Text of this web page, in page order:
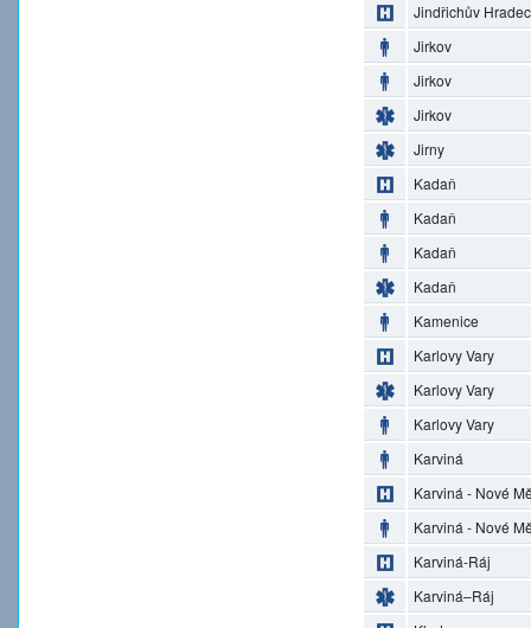
Jindřichův Hradec
Jirkov
Jirkov
Jirkov
Jirny
Kadaň
Kadaň
Kadaň
Kadaň
Kamenice
Karlovy Vary
Karlovy Vary
Karlovy Vary
Karviná
Karviná - Nové
Karviná - Nové
Karviná-Ráj
Karviná–Ráj